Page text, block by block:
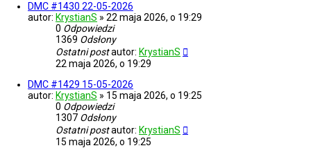
DMC #1430 22-05-2026
autor: KrystianS » 22 maja 2026, o 19:29
0 Odpowiedzi
1369 Odsłony
Ostatni postautor: KrystianS
22 maja 2026, o 19:29
DMC #1429 15-05-2026
autor: KrystianS » 15 maja 2026, o 19:25
0 Odpowiedzi
1307 Odsłony
Ostatni postautor: KrystianS
15 maja 2026, o 19:25